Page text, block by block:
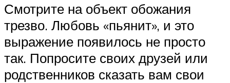
Смотрите на объект обожания
трезво. Любовь «пьянит», и это
выражение появилось не просто
так. Попросите своих друзей или
родственников сказать вам свои